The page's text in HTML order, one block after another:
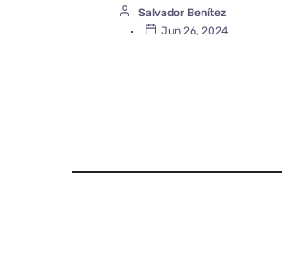
Salvador Benítez
Jun 26, 2024